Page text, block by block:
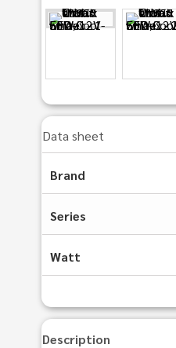
Data sheet
Brand
Series
Watt
Description